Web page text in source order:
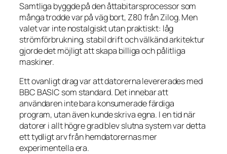
Samtliga byggde på den åttabitarsprocessor som
många trodde var på väg bort, Z80 från Zilog. Men
valet var inte nostalgiskt utan praktiskt: låg
strömförbrukning, stabil drift och välkänd arkitektur
gjorde det möjligt att skapa billiga och pålitliga
maskiner.
Ett ovanligt drag var att datorerna levererades med
BBC BASIC som standard. Det innebar att
användaren inte bara konsumerade färdiga
program, utan även kunde skriva egna. I en tid när
datorer i allt högre grad blev slutna system var detta
ett tydligt arv från hemdatorernas mer
experimentella era.